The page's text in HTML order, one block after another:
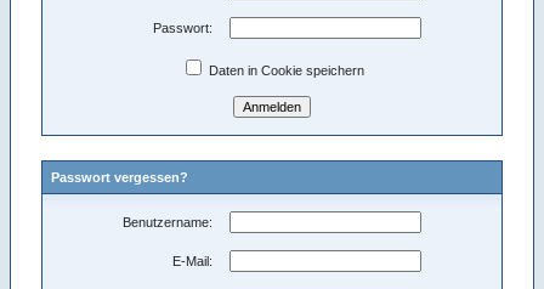
Passwort:
Daten in Cookie speichern
Passwort vergessen?
Benutzername:
E-Mail: